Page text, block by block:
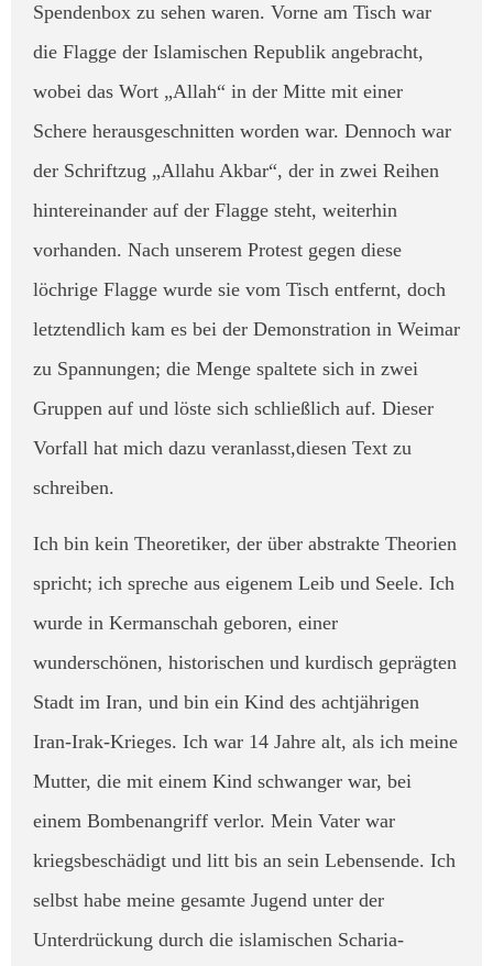
Spendenbox zu sehen waren. Vorne am Tisch war
die Flagge der Islamischen Republik angebracht,
wobei das Wort „Allah“ in der Mitte mit einer
Schere herausgeschnitten worden war. Dennoch war
der Schriftzug „Allahu Akbar“, der in zwei Reihen
hintereinander auf der Flagge steht, weiterhin
vorhanden. ​Nach unserem Protest gegen diese
löchrige Flagge wurde sie vom Tisch entfernt, doch
letztendlich kam es bei der Demonstration in Weimar
zu Spannungen; die Menge spaltete sich in zwei
Gruppen auf und löste sich schließlich auf. Dieser
Vorfall hat mich dazu veranlasst,diesen Text zu
schreiben.
​Ich bin kein Theoretiker, der über abstrakte Theorien
spricht; ich spreche aus eigenem Leib und Seele. Ich
wurde in Kermanschah geboren, einer
wunderschönen, historischen und kurdisch geprägten
Stadt im Iran, und bin ein Kind des achtjährigen
Iran-Irak-Krieges. Ich war 14 Jahre alt, als ich meine
Mutter, die mit einem Kind schwanger war, bei
einem Bombenangriff verlor. Mein Vater war
kriegsbeschädigt und litt bis an sein Lebensende. ​Ich
selbst habe meine gesamte Jugend unter der
Unterdrückung durch die islamischen Scharia-